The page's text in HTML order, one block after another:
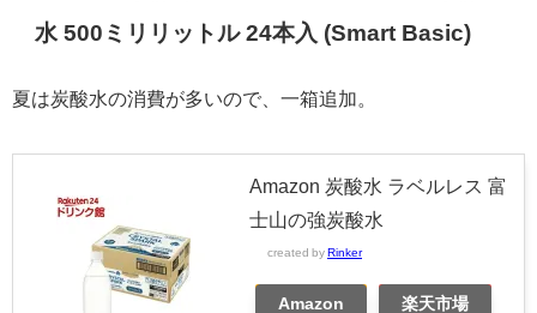
水 500ミリリットル 24本入 (Smart Basic)
夏は炭酸水の消費が多いので、一箱追加。
Amazon 炭酸水 ラベルレス 富
士山の強炭酸水
created by Rinker
Amazon 楽天市場